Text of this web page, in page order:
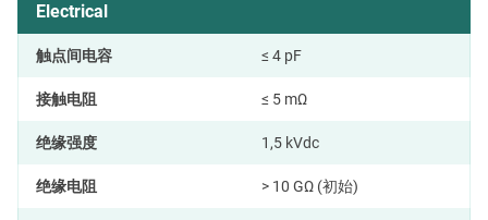
Electrical
触点间电容 ≤ 4 pF
接触电阻 ≤ 5 mΩ
绝缘强度 1,5 kVdc
绝缘电阻 > 10 GΩ (初始)